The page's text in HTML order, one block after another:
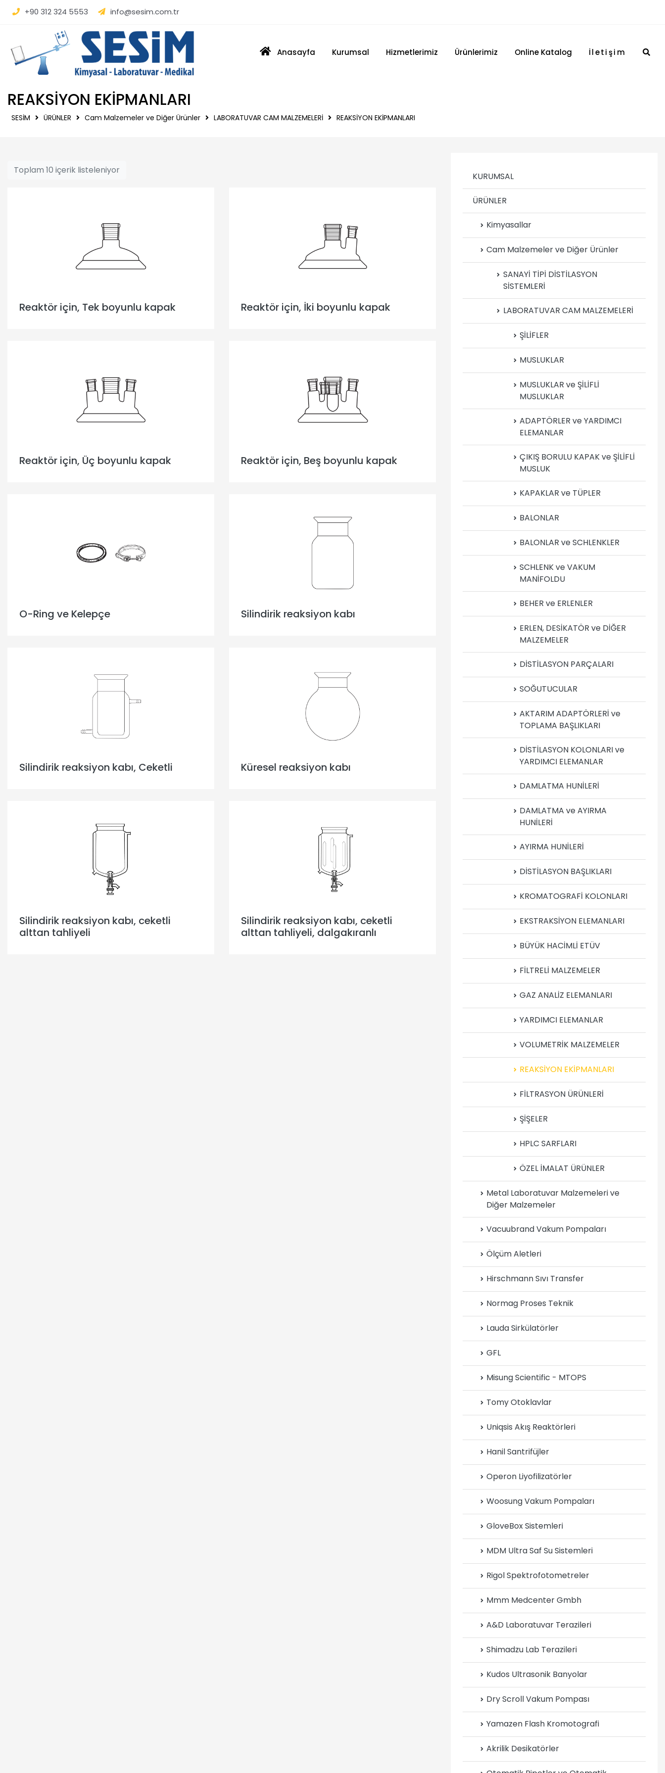
SESİM | Kimyasal - Laboratuvar - Medikal
+90 312 324 5553 info@sesim.com.tr
Anasayfa Kurumsal Hizmetlerimiz Ürünlerimiz Online Katalog İletişim
REAKSİYON EKİPMANLARI
SESİM ÜRÜNLER Cam Malzemeler ve Diğer Ürünler LABORATUVAR CAM MALZEMELERİ REAKSİYON EKİPMANLARI
Toplam 10 içerik listeleniyor
Reaktör için, Tek boyunlu kapak Reaktör için, İki boyunlu kapak
Reaktör için, Üç boyunlu kapak Reaktör için, Beş boyunlu kapak
O-Ring ve Kelepçe Silindirik reaksiyon kabı
Silindirik reaksiyon kabı, Ceketli Küresel reaksiyon kabı
Silindirik reaksiyon kabı, ceketli
alttan tahliyeli
Silindirik reaksiyon kabı, ceketli
alttan tahliyeli, dalgakıranlı
KURUMSAL
ÜRÜNLER
Kimyasallar
Cam Malzemeler ve Diğer Ürünler
SANAYİ TİPİ DİSTİLASYON
SİSTEMLERİ
LABORATUVAR CAM MALZEMELERİ
ŞİLİFLER
MUSLUKLAR
MUSLUKLAR ve ŞİLİFLİ
MUSLUKLAR
ADAPTÖRLER ve YARDIMCI
ELEMANLAR
ÇIKIŞ BORULU KAPAK ve ŞİLİFLİ
MUSLUK
KAPAKLAR ve TÜPLER
BALONLAR
BALONLAR ve SCHLENKLER
SCHLENK ve VAKUM
MANİFOLDU
BEHER ve ERLENLER
ERLEN, DESİKATÖR ve DİĞER
MALZEMELER
DİSTİLASYON PARÇALARI
SOĞUTUCULAR
AKTARIM ADAPTÖRLERİ ve
TOPLAMA BAŞLIKLARI
DİSTİLASYON KOLONLARI ve
YARDIMCI ELEMANLAR
DAMLATMA HUNİLERİ
DAMLATMA ve AYIRMA
HUNİLERİ
AYIRMA HUNİLERİ
DİSTİLASYON BAŞLIKLARI
KROMATOGRAFİ KOLONLARI
EKSTRAKSİYON ELEMANLARI
BÜYÜK HACİMLİ ETÜV
FİLTRELİ MALZEMELER
GAZ ANALİZ ELEMANLARI
YARDIMCI ELEMANLAR
VOLUMETRİK MALZEMELER
REAKSİYON EKİPMANLARI
FİLTRASYON ÜRÜNLERİ
ŞİŞELER
HPLC SARFLARI
ÖZEL İMALAT ÜRÜNLER
Metal Laboratuvar Malzemeleri ve
Diğer Malzemeler
Vacuubrand Vakum Pompaları
Ölçüm Aletleri
Hirschmann Sıvı Transfer
Normag Proses Teknik
Lauda Sirkülatörler
GFL
Misung Scientific - MTOPS
Tomy Otoklavlar
Uniqsis Akış Reaktörleri
Hanil Santrifüjler
Operon Liyofilizatörler
Woosung Vakum Pompaları
GloveBox Sistemleri
MDM Ultra Saf Su Sistemleri
Rigol Spektrofotometreler
Mmm Medcenter Gmbh
A&D Laboratuvar Terazileri
Shimadzu Lab Terazileri
Kudos Ultrasonik Banyolar
Dry Scroll Vakum Pompası
Yamazen Flash Kromotografi
Akrilik Desikatörler